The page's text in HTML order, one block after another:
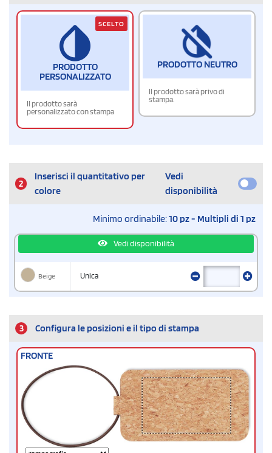
PRODOTTO
PERSONALIZZATO
Il prodotto sarà
personalizzato con stampa
SCELTO
PRODOTTO NEUTRO
Il prodotto sarà privo di
stampa.
2
Inserisci il quantitativo per
colore
Vedi
disponibilità
Minimo ordinabile:10 pz - Multipli di 1 pz
Vedi disponibilità
Beige Unica
3 Configura le posizioni e il tipo di stampa
FRONTE